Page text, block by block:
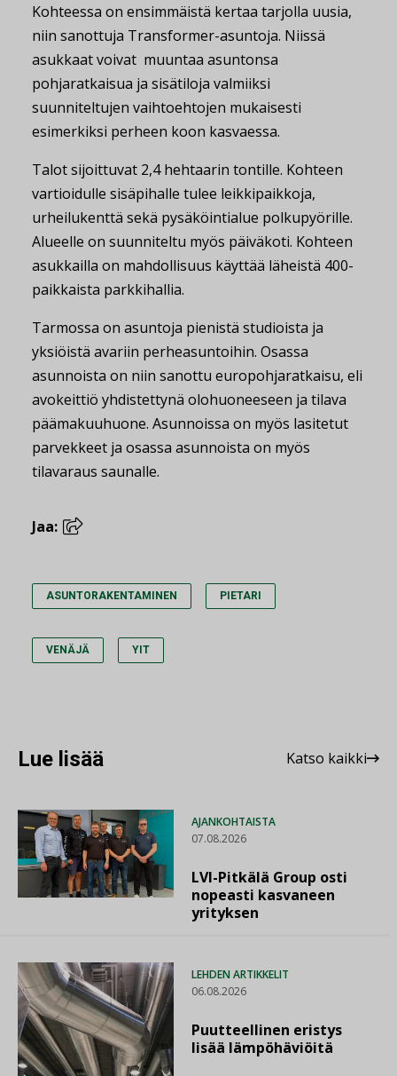
Kohteessa on ensimmäistä kertaa tarjolla uusia,
niin sanottuja Transformer-asuntoja. Niissä
asukkaat voivat muuntaa asuntonsa
pohjaratkaisua ja sisätiloja valmiiksi
suunniteltujen vaihtoehtojen mukaisesti
esimerkiksi perheen koon kasvaessa.
Talot sijoittuvat 2,4 hehtaarin tontille. Kohteen
vartioidulle sisäpihalle tulee leikkipaikkoja,
urheilukenttä sekä pysäköintialue polkupyörille.
Alueelle on suunniteltu myös päiväkoti. Kohteen
asukkailla on mahdollisuus käyttää läheistä 400-
paikkaista parkkihallia.
Tarmossa on asuntoja pienistä studioista ja
yksiöistä avariin perheasuntoihin. Osassa
asunnoista on niin sanottu europohjaratkaisu, eli
avokeittiö yhdistettynä olohuoneeseen ja tilava
päämakuuhuone. Asunnoissa on myös lasitetut
parvekkeet ja osassa asunnoista on myös
tilavaraus saunalle.
Jaa:
ASUNTORAKENTAMINEN PIETARI
VENÄJÄ YIT
Lue lisää Katso kaikki
AJANKOHTAISTA
07.08.2026
LVI-Pitkälä Group osti
nopeasti kasvaneen
yrityksen
LEHDEN ARTIKKELIT
06.08.2026
Puutteellinen eristys
lisää lämpöhäviöitä